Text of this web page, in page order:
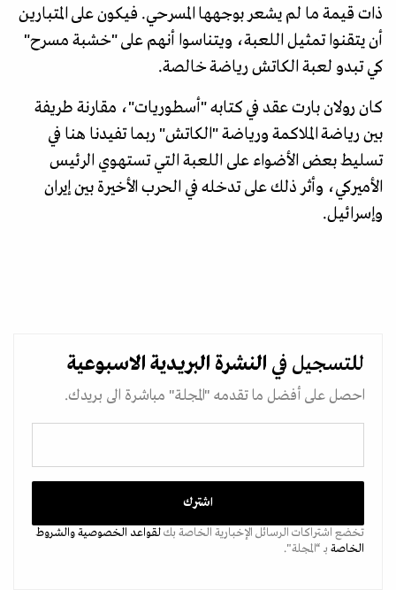
ذات قيمة ما لم يشعر بوجهها المسرحي. فيكون على المتبارين
أن يتقنوا تمثيل اللعبة، ويتناسوا أنهم على "خشبة مسرح"
كي تبدو لعبة الكاتش رياضة خالصة.
كان رولان بارت عقد في كتابه "أسطوريات"، مقارنة طريفة
بين رياضة الملاكمة ورياضة "الكاتش" ربما تفيدنا هنا في
تسليط بعض الأضواء على اللعبة التي تستهوي الرئيس
الأميركي، وأثر ذلك على تدخله في الحرب الأخيرة بين إيران
وإسرائيل.
للتسجيل في النشرة البريدية الاسبوعية
احصل على أفضل ما تقدمه "المجلة" مباشرة الى بريدك.
تخضع اشتراكات الرسائل الإخبارية الخاصة بكلقواعد الخصوصيةوالشروط
الخاصة بـ “المجلة".